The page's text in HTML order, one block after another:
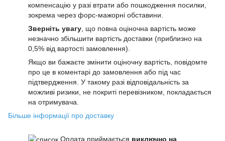
компенсацію у разі втрати або пошкодження посилки,
зокрема через форс-мажорні обставини.
Зверніть увагу , що повна оціночна вартість може
незначно збільшити вартість доставки (приблизно на
0,5% від вартості замовлення).
Якщо ви бажаєте змінити оціночну вартість, повідомте
про це в коментарі до замовлення або під час
підтвердження. У такому разі відповідальність за
можливі ризики, не покриті перевізником, покладається
на отримувача.
Більше інформації про доставку
Оплата приймається виключно на